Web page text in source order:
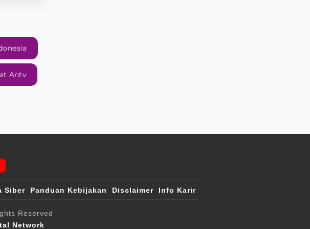
Antv
Siber Panduan Kebijakan Disclaimer Info Karir
Reserved
Network